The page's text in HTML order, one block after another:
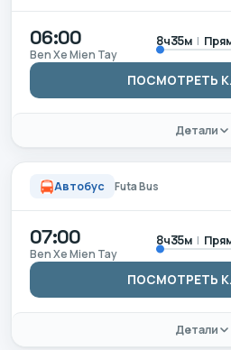
06:00
Ben Xe Mien Tay
8ч35м |
ПОСМОТРЕТЬ
Детали
Автобус Futa Bus
07:00
Ben Xe Mien Tay
8ч35м |
ПОСМОТРЕТЬ
Детали